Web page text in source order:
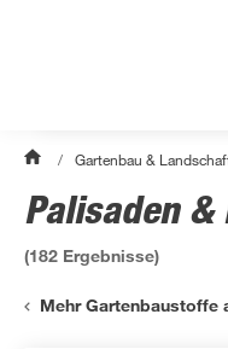
/ Gartenbau &
Palisaden &
(182 Ergebnisse)
Mehr Gartenbaustoffe